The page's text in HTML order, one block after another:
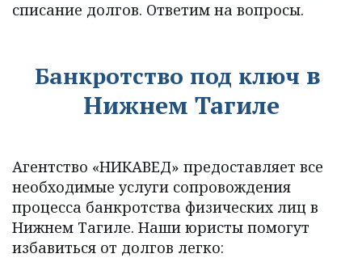
списание долгов. Ответим на вопросы.
Банкротство под ключ в
Нижнем Тагиле
Агентство «НИКАВЕД» предоставляет все
необходимые услуги сопровождения
процесса банкротства физических лиц в
Нижнем Тагиле. Наши юристы помогут
избавиться от долгов легко: